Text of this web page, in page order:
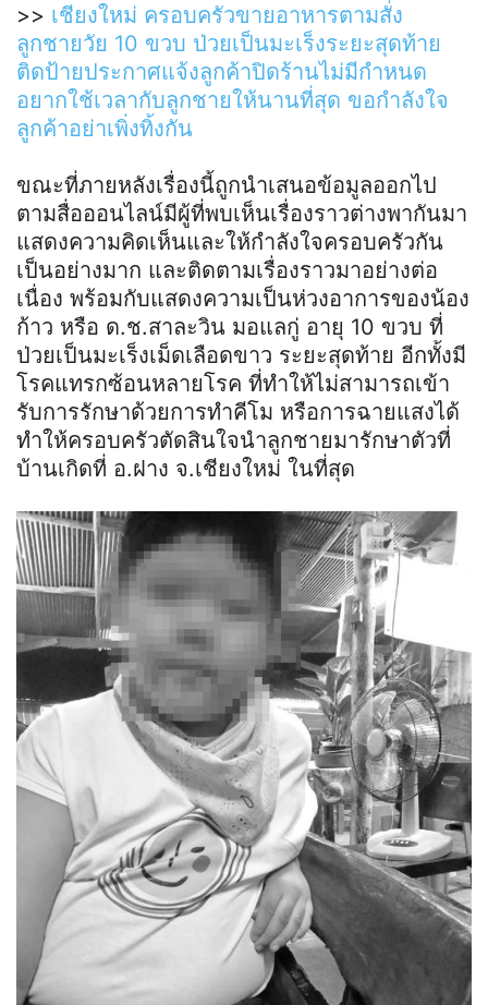
>> เชียงใหม่ ครอบครัวขายอาหารตามสั่ง
ลูกชายวัย 10 ขวบ ป่วยเป็นมะเร็งระยะสุดท้าย
ติดป้ายประกาศแจ้งลูกค้าปิดร้านไม่มีกำหนด
อยากใช้เวลากับลูกชายให้นานที่สุด ขอกำลังใจ
ลูกค้าอย่าเพิ่งทิ้งกัน
ขณะที่ภายหลังเรื่องนี้ถูกนำเสนอข้อมูลออกไป
ตามสื่อออนไลน์มีผู้ที่พบเห็นเรื่องราวต่างพากันมา
แสดงความคิดเห็นและให้กำลังใจครอบครัวกัน
เป็นอย่างมาก และติดตามเรื่องราวมาอย่างต่อ
เนื่อง พร้อมกับแสดงความเป็นห่วงอาการของน้อง
ก้าว หรือ ด.ช.สาละวิน มอแลกู่ อายุ 10 ขวบ ที่
ป่วยเป็นมะเร็งเม็ดเลือดขาว ระยะสุดท้าย อีกทั้งมี
โรคแทรกซ้อนหลายโรค ที่ทำให้ไม่สามารถเข้า
รับการรักษาด้วยการทำคีโม หรือการฉายแสงได้
ทำให้ครอบครัวตัดสินใจนำลูกชายมารักษาตัวที่
บ้านเกิดที่ อ.ฝาง จ.เชียงใหม่ ในที่สุด